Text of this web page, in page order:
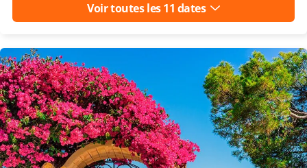
Voir toutes les 11 dates